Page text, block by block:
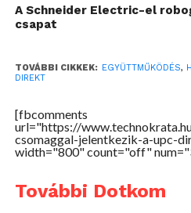
emailezést tesznek
csomag mellé a
adatmennyiséget is kínál.
csatornától 87 csatornáig
igénybe televíziós
valamint mindegyik
rádiócsatorna is tartozik.
kiváló mozicsomag –
A Schneider Electric-el
csapat
TOVÁBBI CIKKEK: EGYÜTTMŰKÖDÉS,
DIREKT
[fbcomments
url="https://
csomaggal-jelentkezik-a-upc-
width="800" count="off"
További Dotkom